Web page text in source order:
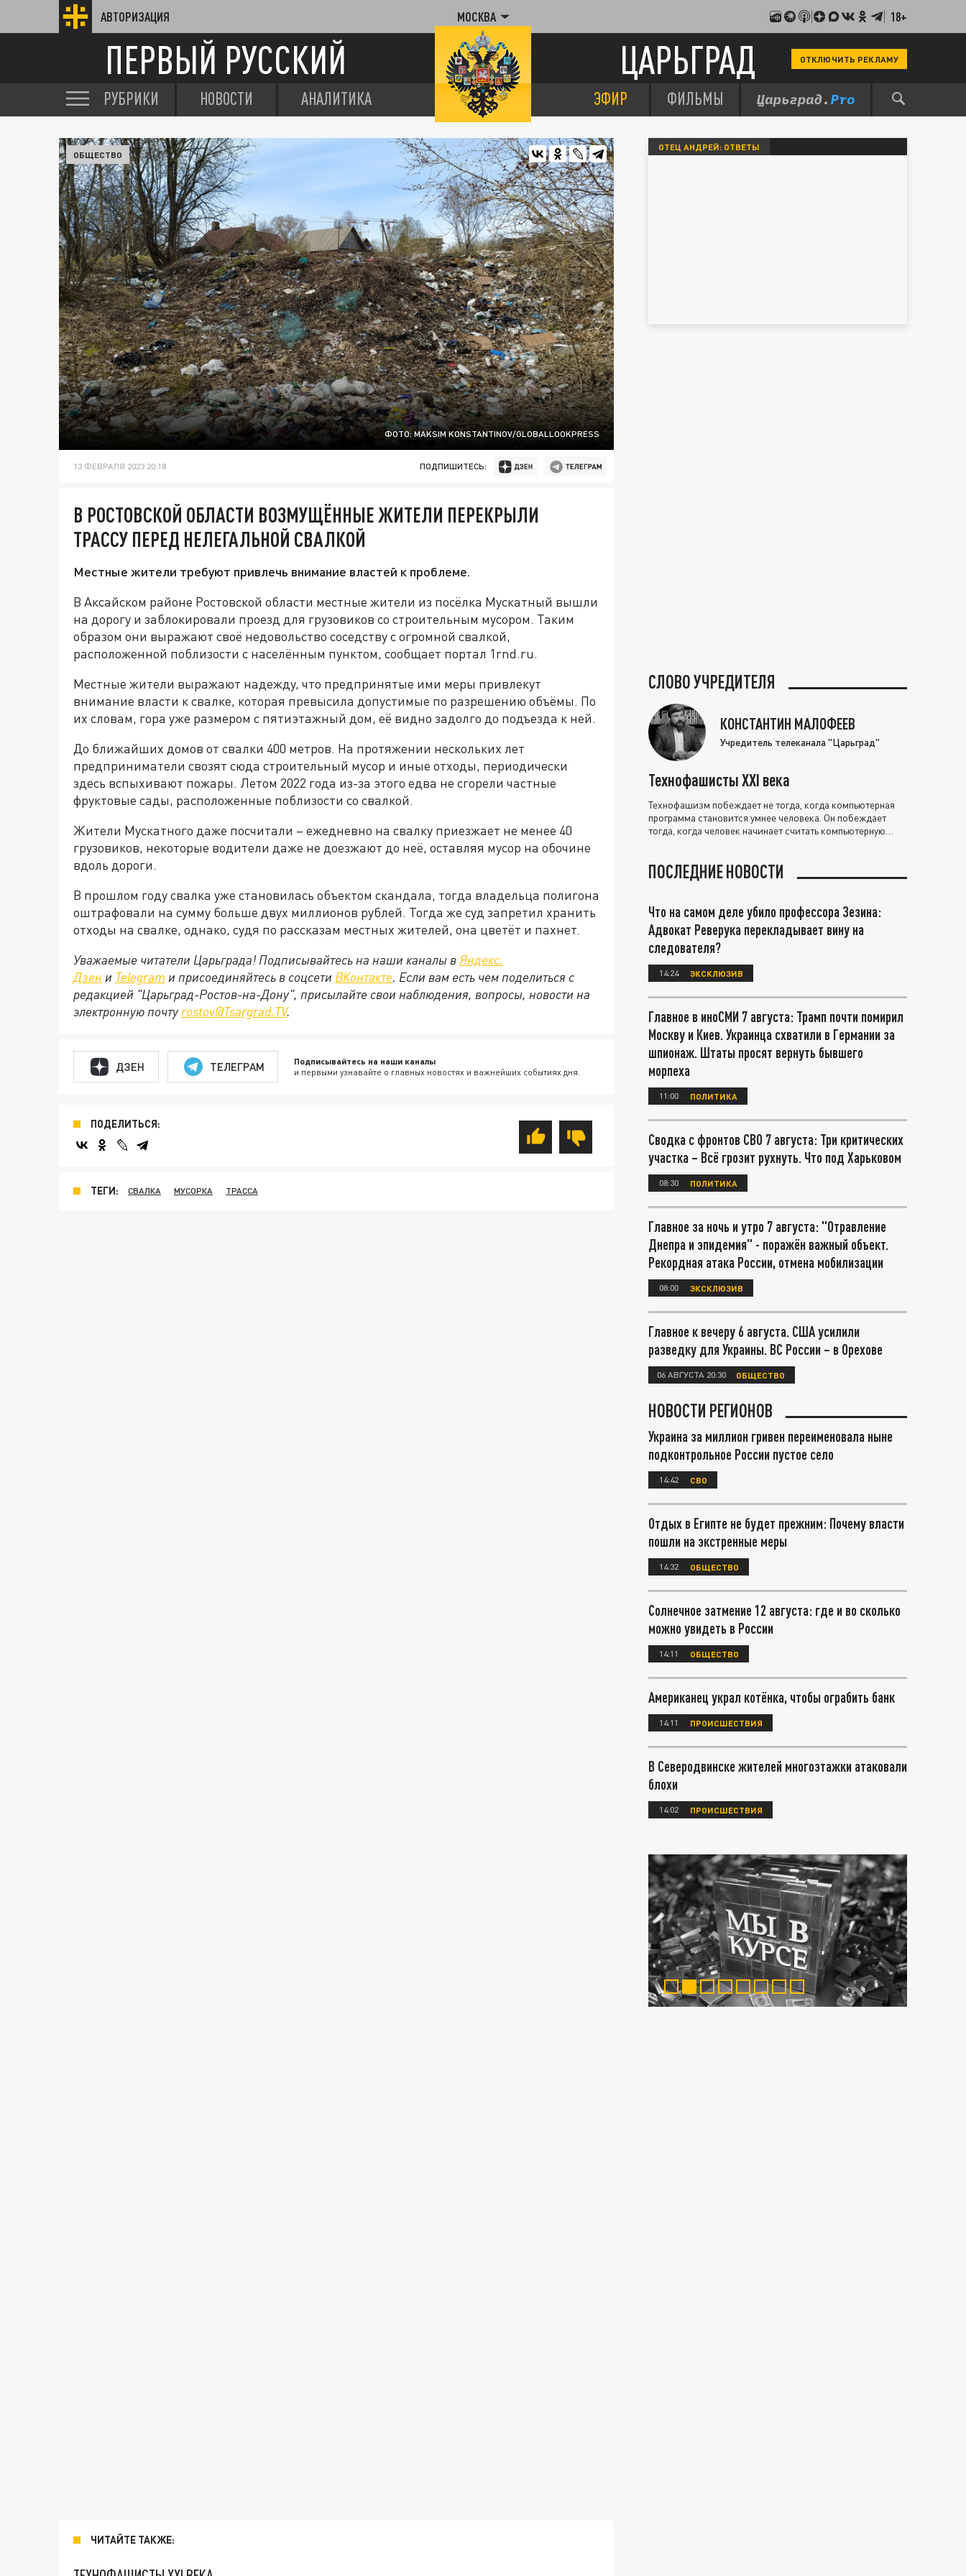
АВТОРИЗАЦИЯ МОСКВА 18+
ПЕРВЫЙ РУССКИЙ ЦАРЬГРАД ОТКЛЮЧИТЬ РЕКЛАМУ
РУБРИКИ НОВОСТИ АНАЛИТИКА ЭФИР ФИЛЬМЫ
ФОТО: MAKSIM KONSTANTINOV/GLOBALLOOKPRESS
ОБЩЕСТВО
13 ФЕВРАЛЯ 2023 20:18 ПОДПИШИТЕСЬ:
В РОСТОВСКОЙ ОБЛАСТИ ВОЗМУЩЁННЫЕ ЖИТЕЛИ ПЕРЕКРЫЛИ
ТРАССУ ПЕРЕД НЕЛЕГАЛЬНОЙ СВАЛКОЙ
Местные жители требуют привлечь внимание властей к проблеме.
В Аксайском районе Ростовской области местные жители из посёлка Мускатный вышли
на дорогу и заблокировали проезд для грузовиков со строительным мусором. Таким
образом они выражают своё недовольство соседству с огромной свалкой,
расположенной поблизости с населённым пунктом, сообщает портал 1rnd.ru.
Местные жители выражают надежду, что предпринятые ими меры привлекут
внимание власти к свалке, которая превысила допустимые по разрешению объёмы. По
их словам, гора уже размером с пятиэтажный дом, её видно задолго до подъезда к ней.
До ближайших домов от свалки 400 метров. На протяжении нескольких лет
предприниматели свозят сюда строительный мусор и иные отходы, периодически
здесь вспыхивают пожары. Летом 2022 года из-за этого едва не сгорели частные
фруктовые сады, расположенные поблизости со свалкой.
Жители Мускатного даже посчитали – ежедневно на свалку приезжает не менее 40
грузовиков, некоторые водители даже не доезжают до неё, оставляя мусор на обочине
вдоль дороги.
В прошлом году свалка уже становилась объектом скандала, тогда владельца полигона
оштрафовали на сумму больше двух миллионов рублей. Тогда же суд запретил хранить
отходы на свалке, однако, судя по рассказам местных жителей, она цветёт и пахнет.
Уважаемые читатели Царьграда! Подписывайтесь на наши каналы вЯндекс.
Дзен и Telegram и присоединяйтесь в соцсети ВКонтакте. Если вам есть чем поделиться с
редакцией "Царьград-Ростов-на-Дону", присылайте свои наблюдения, вопросы, новости на
электронную почту rostov@Tsargrad.ТV.
ДЗЕН ТЕЛЕГРАМ Подписывайтесь на наши каналы
и первыми узнавайте о главных новостях и важнейших событиях дня.
ПОДЕЛИТЬСЯ:
ТЕГИ: СВАЛКА МУСОРКА ТРАССА
ЧИТАЙТЕ ТАКЖЕ:
ОТЕЦ АНДРЕЙ: ОТВЕТЫ
СЛОВО УЧРЕДИТЕЛЯ
КОНСТАНТИН МАЛОФЕЕВ
Учредитель телеканала "Царьград"
Технофашисты XXI века
Технофашизм побеждает не тогда, когда компьютерная
программа становится умнее человека. Он побеждает
тогда, когда человек начинает считать компьютерную
ПОСЛЕДНИЕ НОВОСТИ
Что на самом деле убило профессора Зезина:
Адвокат Реверука перекладывает вину на
следователя?
14:24 ЭКСКЛЮЗИВ
Главное в иноСМИ 7 августа: Трамп почти помирил
Москву и Киев. Украинца схватили в Германии за
шпионаж. Штаты просят вернуть бывшего
морпеха
11:00 ПОЛИТИКА
Сводка с фронтов СВО 7 августа: Три критических
участка – Всё грозит рухнуть. Что под Харьковом
08:30 ПОЛИТИКА
Главное за ночь и утро 7 августа: "Отравление
Днепра и эпидемия" - поражён важный объект.
Рекордная атака России, отмена мобилизации
08:00 ЭКСКЛЮЗИВ
Главное к вечеру 6 августа. США усилили
разведку для Украины. ВС России – в Орехове
06 АВГУСТА 20:30 ОБЩЕСТВО
НОВОСТИ РЕГИОНОВ
Украина за миллион гривен переименовала ныне
подконтрольное России пустое село
14:42 СВО
Отдых в Египте не будет прежним: Почему власти
пошли на экстренные меры
14:32 ОБЩЕСТВО
Солнечное затмение 12 августа: где и во сколько
можно увидеть в России
14:11 ОБЩЕСТВО
Американец украл котёнка, чтобы ограбить банк
14:11 ПРОИСШЕСТВИЯ
В Северодвинске жителей многоэтажки атаковали
блохи
14:02 ПРОИСШЕСТВИЯ